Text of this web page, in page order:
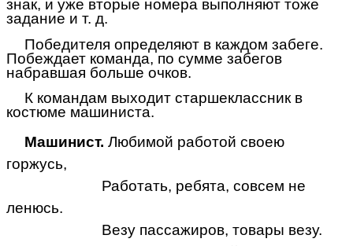
знак, и уже вторые номера выполняют тоже
задание и т. д.
Победителя определяют в каждом забеге.
Побеждает команда, по сумме забегов
набравшая больше очков.
К командам выходит старшеклассник в
костюме машиниста.
Машинист. Любимой работой своею
горжусь,
Работать, ребята, совсем не
ленюсь.
Везу пассажиров, товары везу.